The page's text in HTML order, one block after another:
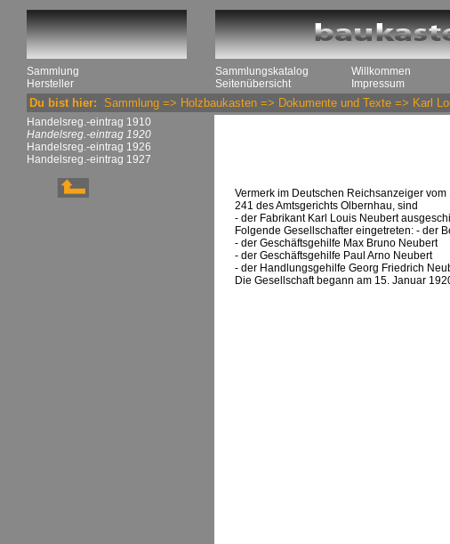
Sammlung
Hersteller
Sammlungskatalog
Seitenübersicht
Willkommen
Impressum
Du bist hier: Sammlung=> Holzbaukasten=> Dokumente und Texte=> Karl
Handelsreg.-eintrag 1910
Handelsreg.-eintrag 1920
Handelsreg.-eintrag 1926
Handelsreg.-eintrag 1927
Vermerk im Deutschen Reichsanzeiger
241 des Amtsgerichts Olbernhau, sind
- der Fabrikant Karl Louis Neubert
Folgende Gesellschafter eingetreten: - der
- der Geschäftsgehilfe Max Bruno Neubert
- der Geschäftsgehilfe Paul Arno Neubert
- der Handlungsgehilfe Georg Friedrich
Die Gesellschaft begann am 15. Januar